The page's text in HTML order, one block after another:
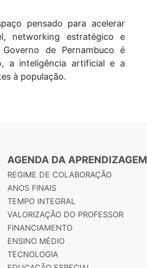
pensado para acelerar
networking estratégico e
de Pernambuco é
a inteligência artificial e a
à população.
AGENDA DA APRENDIZAGEM
REGIME DE COLABORAÇÃO
ANOS FINAIS
TEMPO INTEGRAL
VALORIZAÇÃO DO PROFESSOR
FINANCIAMENTO
ENSINO MÉDIO
TECNOLOGIA